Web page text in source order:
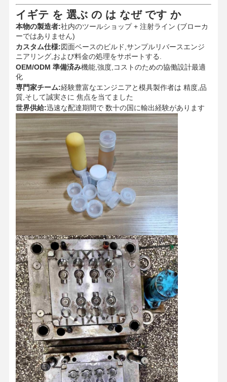
ホーム 製品 企業情報 会社案内
イギテ を 選ぶ の は なぜ です か
本物の製造者:社内のツールショップ + 注射ライン (ブローカ
ーではありません)
カスタム仕様:図面ベースのビルド,サンプルリバースエンジ
ニアリング,および料金の処理をサポートする.
OEM/ODM 準備済み機能,強度,コストのための協働設計最適
化
専門家チーム:経験豊富なエンジニアと模具製作者は 精度,品
質,そして誠実さに 焦点を当てました
世界供給:迅速な配達期間で 数十の国に輸出経験があります